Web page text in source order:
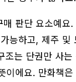
매 판단 요소예
능하고, 제주 및
는 단권만 사는
이에요. 만화책